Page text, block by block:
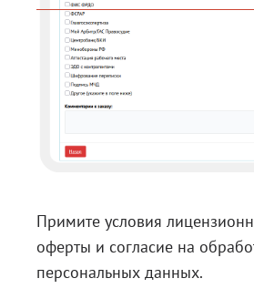
Примите условия
оферты и согласие на
персональных данных.